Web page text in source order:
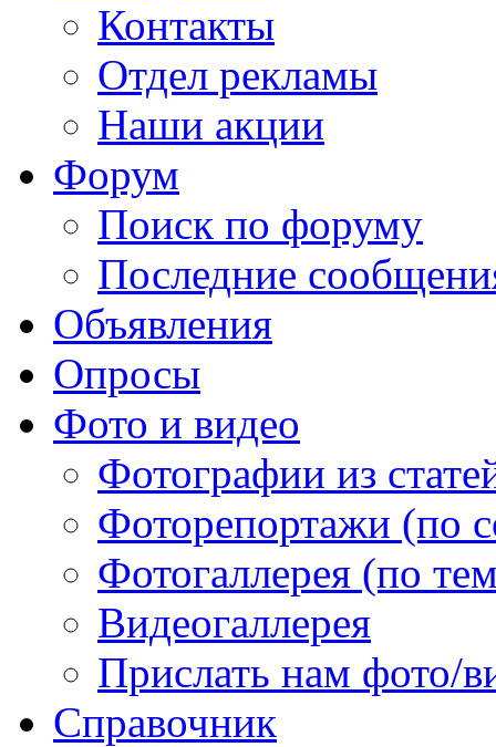
Контакты
Отдел рекламы
Наши акции
Форум
Поиск по форуму
Последние
Объявления
Опросы
Фото и видео
Фотографии из
Фоторепортажи (по
Фотогаллерея (по
Видеогаллерея
Прислать нам фото/
Справочник